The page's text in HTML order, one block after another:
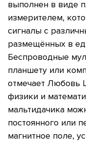
выполнен в виде
измерителем,
сигналы с
размещённых в
Беспроводные
планшету или
отмечает Любовь
физики и
мальтидачика
постоянного или
магнитное поле,